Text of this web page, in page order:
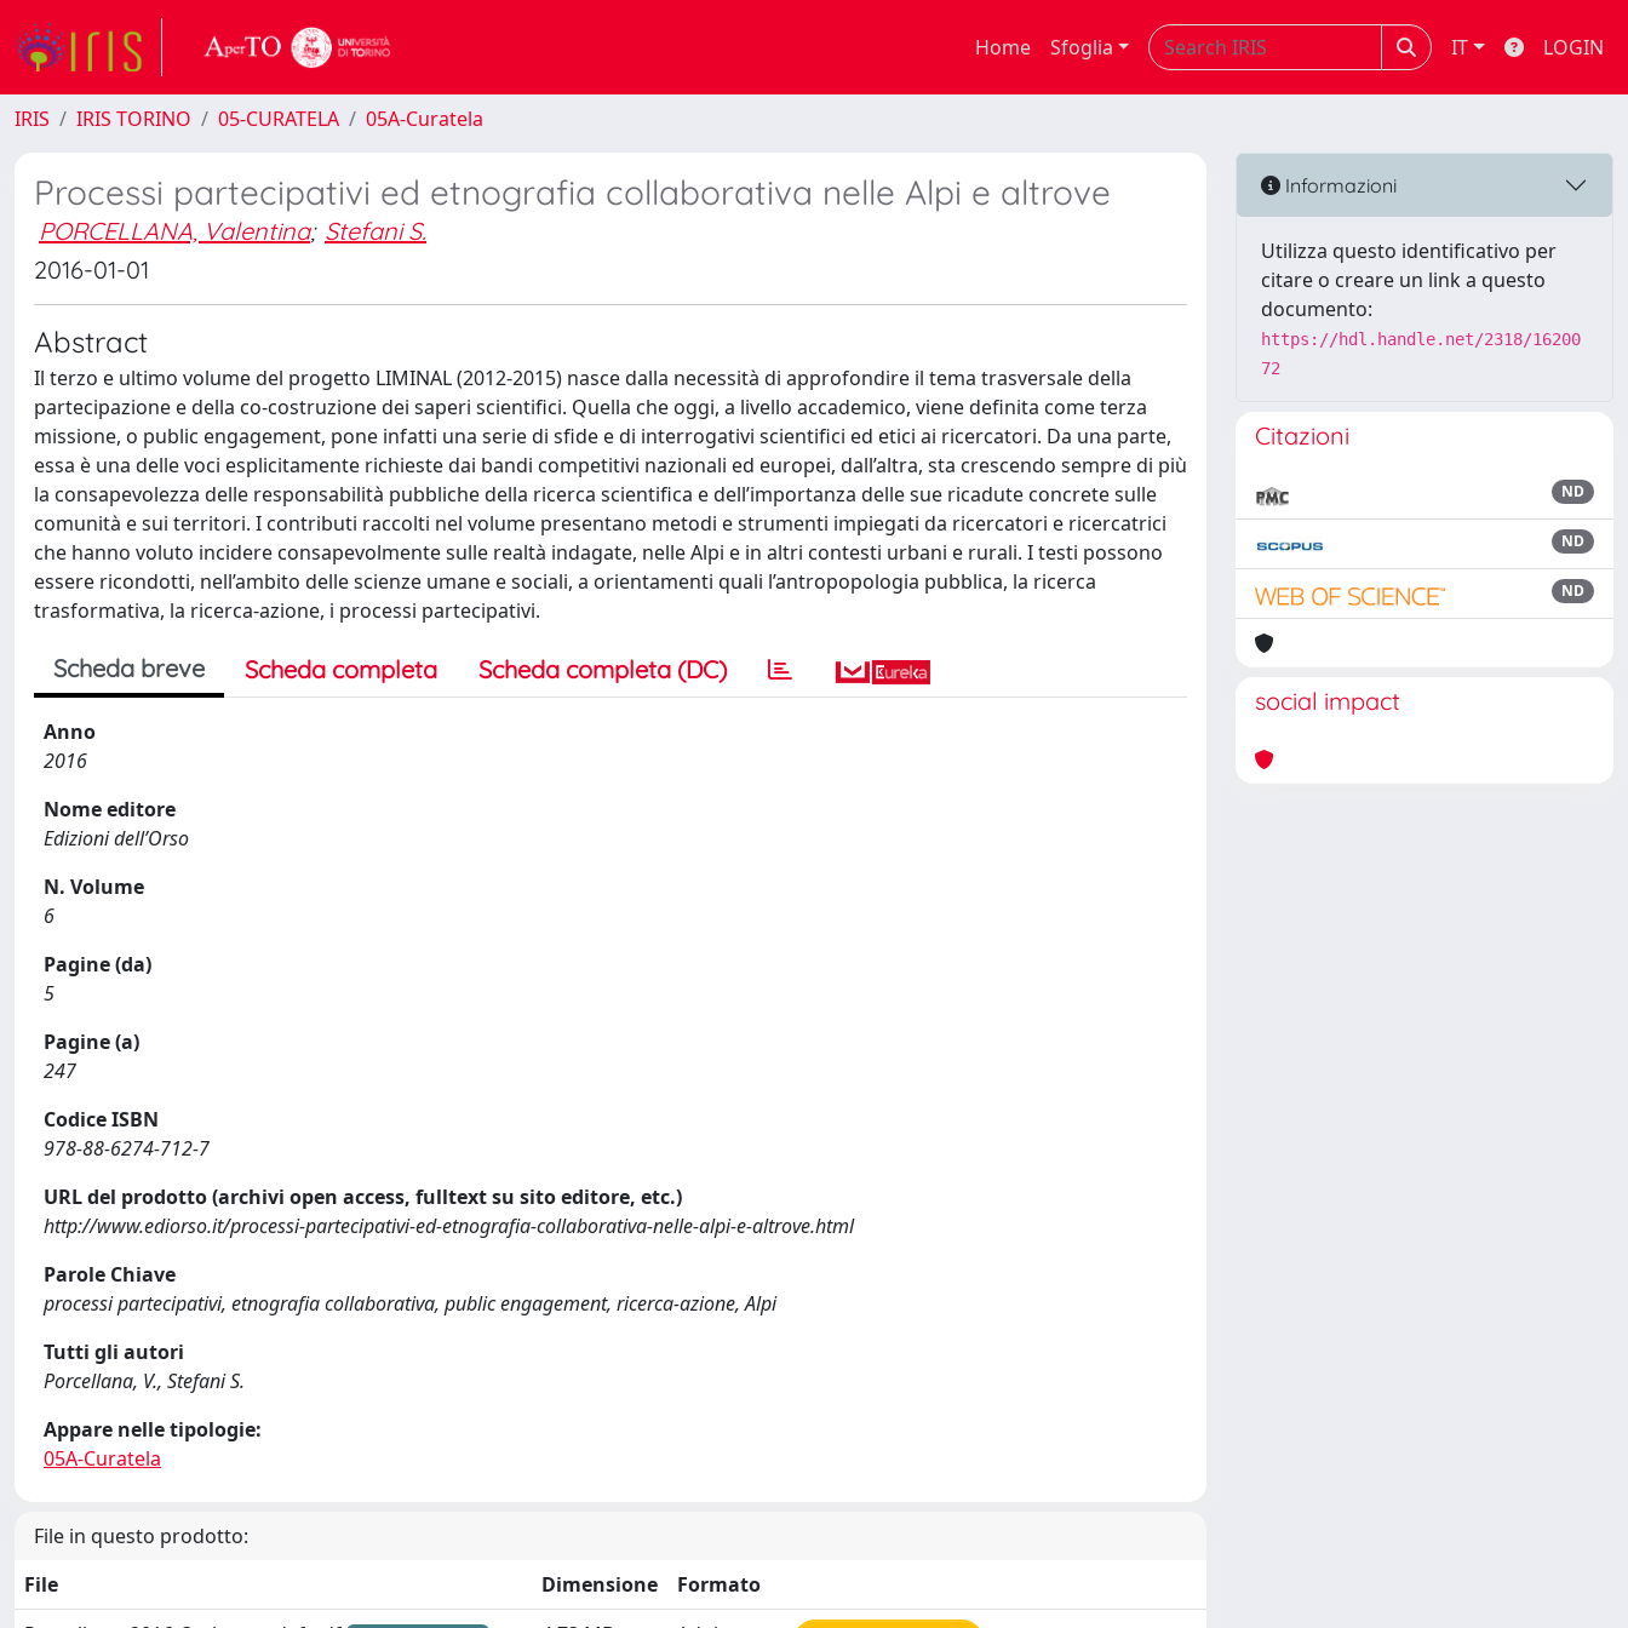
Home Sfoglia IT LOGIN
IRIS IRIS TORINO 05-CURATELA 05A-Curatela
Processi partecipativi ed etnografia collaborativa nelle Alpi e altrove
PORCELLANA, Valentina; Stefani S.
2016-01-01
Abstract
Il terzo e ultimo volume del progetto LIMINAL (2012-2015) nasce dalla necessità di approfondire il tema trasversale della
partecipazione e della co-costruzione dei saperi scientifici. Quella che oggi, a livello accademico, viene definita come terza
missione, o public engagement, pone infatti una serie di sfide e di interrogativi scientifici ed etici ai ricercatori. Da una parte,
essa è una delle voci esplicitamente richieste dai bandi competitivi nazionali ed europei, dall’altra, sta crescendo sempre di più
la consapevolezza delle responsabilità pubbliche della ricerca scientifica e dell’importanza delle sue ricadute concrete sulle
comunità e sui territori. I contributi raccolti nel volume presentano metodi e strumenti impiegati da ricercatori e ricercatrici
che hanno voluto incidere consapevolmente sulle realtà indagate, nelle Alpi e in altri contesti urbani e rurali. I testi possono
essere ricondotti, nell’ambito delle scienze umane e sociali, a orientamenti quali l’antropopologia pubblica, la ricerca
trasformativa, la ricerca-azione, i processi partecipativi.
Scheda breve Scheda completa Scheda completa (DC)
Anno
2016
Nome editore
Edizioni dell’Orso
N. Volume
6
Pagine (da)
5
Pagine (a)
247
Codice ISBN
978-88-6274-712-7
URL del prodotto (archivi open access, fulltext su sito editore, etc.)
http://www.ediorso.it/processi-partecipativi-ed-etnografia-collaborativa-nelle-alpi-e-altrove.html
Parole Chiave
processi partecipativi, etnografia collaborativa, public engagement, ricerca-azione, Alpi
Tutti gli autori
Porcellana, V., Stefani S.
Appare nelle tipologie:
05A-Curatela
File in questo prodotto:
File
Dimensione
Formato
Informazioni
Utilizza questo identificativo per
citare o creare un link a questo
documento:
https://hdl.handle.net/2318/16200
72
Citazioni
ND
ND
ND
social impact